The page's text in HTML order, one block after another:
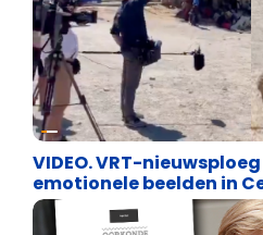
Cultuuroorlog
VIDEO. VRT-
emotionele beelden in